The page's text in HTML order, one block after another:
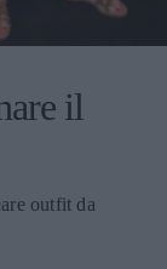
il
outfit da